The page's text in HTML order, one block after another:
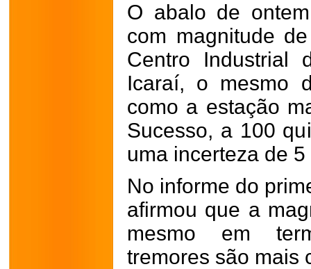
O abalo de
com magnitude
Centro Industrial
Icaraí, o mesmo
como a estação
Sucesso, a 100
uma incerteza de
No informe do
afirmou que a
mesmo em
tremores são mais